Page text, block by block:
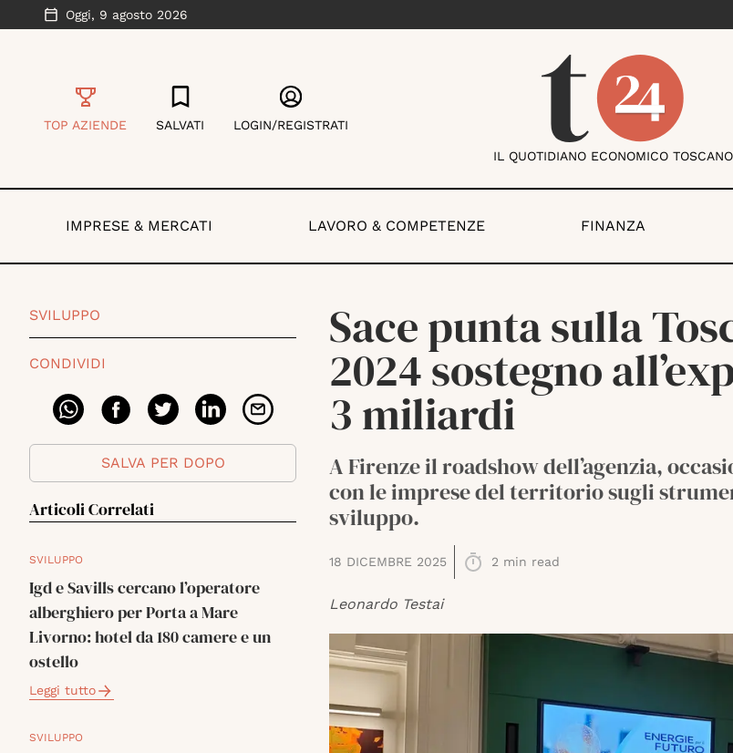
Oggi, 9 agosto 2026
TOP AZIENDE SALVATI LOGIN/REGISTRATI
IL QUOTIDIANO ECONOMICO TOSCANO
IMPRESE & MERCATI LAVORO & COMPETENZE FINANZA
SVILUPPO
CONDIVIDI
SALVA PER DOPO
Articoli Correlati
SVILUPPO
Igd e Savills cercano l’operatore
alberghiero per Porta a Mare
Livorno: hotel da 180 camere e un
ostello
Leggi tutto
SVILUPPO
Sace punta sulla
2024 sostegno
3 miliardi
A Firenze il roadshow dell’agenzia,
con le imprese del territorio sugli
sviluppo.
18 DICEMBRE 2025 2 min read
Leonardo Testai